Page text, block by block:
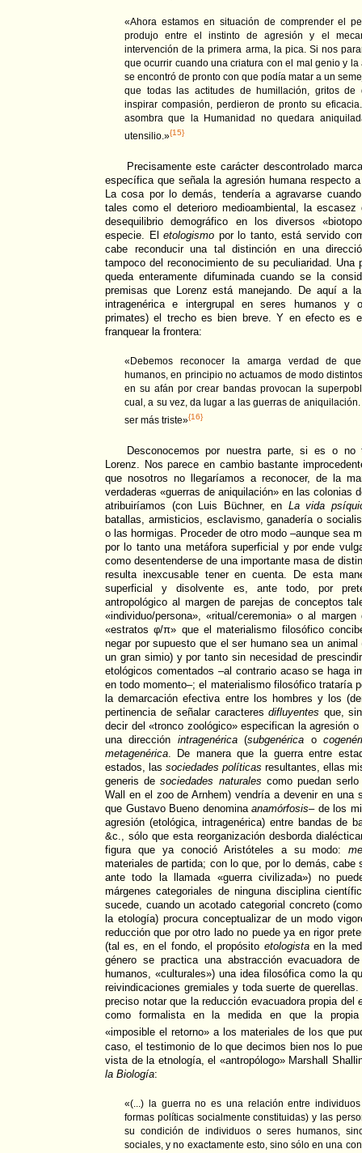
«Ahora estamos en situación de comprender el
produjo entre el instinto de agresión y el
intervención de la primera arma, la pica. Si nos
que ocurrir cuando una criatura con el mal genio y
se encontró de pronto con que podía matar a un
que todas las actitudes de humillación, gritos de
inspirar compasión, perdieron de pronto su
asombra que la Humanidad no quedara
utensilio.»{15}
Precisamente este carácter descontrolado
específica que señala la agresión humana respecto
La cosa por lo demás, tendería a agravarse
tales como el deterioro medioambiental, la
desequilibrio demográfico en los diversos
especie. Eletologismo por lo tanto, está servido
cabe reconducir una tal distinción en una
tampoco del reconocimiento de su peculiaridad. Una
queda enteramente difuminada cuando se la
premisas que Lorenz está manejando. De aquí a
intragenérica e intergrupal en seres humanos y
primates) el trecho es bien breve. Y en efecto es
franquear la frontera:
«Debemos reconocer la amarga verdad de
humanos, en principio no actuamos de modo
en su afán por crear bandas provocan la
cual, a su vez, da lugar a las guerras de
ser más triste»{16}
Desconocemos por nuestra parte, si es o
Lorenz. Nos parece en cambio bastante
que nosotros no llegaríamos a reconocer, de la
verdaderas «guerras de aniquilación» en las colonias
atribuiríamos (con Luis Büchner, en La vida
batallas, armisticios, esclavismo, ganadería o
o las hormigas. Proceder de otro modo –aunque sea
por lo tanto una metáfora superficial y por ende
como desentenderse de una importante masa de
resulta inexcusable tener en cuenta. De esta
superficial y disolvente es, ante todo, por
antropológico al margen de parejas de conceptos
«individuo/persona», «ritual/ceremonia» o al
«estratos φ/π» que el materialismo filosófico
negar por supuesto que el ser humano sea un
un gran simio) y por tanto sin necesidad de
etológicos comentados –al contrario acaso se haga
en todo momento–; el materialismo filosófico trataría
la demarcación efectiva entre los hombres y los
pertinencia de señalar caracteresdifluyentes que,
decir del «tronco zoológico» especifican la agresión
una dirección intragenérica(subgenérica o
metagenérica. De manera que la guerra entre
estados, las sociedades políticas resultantes, ellas
generis desociedades naturales como puedan
Wall en el zoo de Arnhem) vendría a devenir en una
que Gustavo Bueno denominaanamórfosis– de los
agresión (etológica, intragenérica) entre bandas de
&c., sólo que esta reorganización desborda
figura que ya conoció Aristóteles a su modo:
materiales de partida; con lo que, por lo demás, cabe
ante todo la llamada «guerra civilizada») no
márgenes categoriales de ninguna disciplina
sucede, cuando un acotado categorial concreto
la etología) procura conceptualizar de un modo
reducción que por otro lado no puede ya en rigor
(tal es, en el fondo, el propósito etologistaen la
género se practica una abstracción evacuadora
humanos, «culturales») una idea filosófica como la
reivindicaciones gremiales y toda suerte de
preciso notar que la reducción evacuadora propia del
como formalista en la medida en que la propia
«imposible el retorno» a los materiales de los que
caso, el testimonio de lo que decimos bien nos lo
vista de la etnología, el «antropólogo» Marshall
la Biología:
«(...) la guerra no es una relación entre
formas políticas socialmente constituidas) y las
su condición de individuos o seres humanos,
sociales, y no exactamente esto, sino sólo en una